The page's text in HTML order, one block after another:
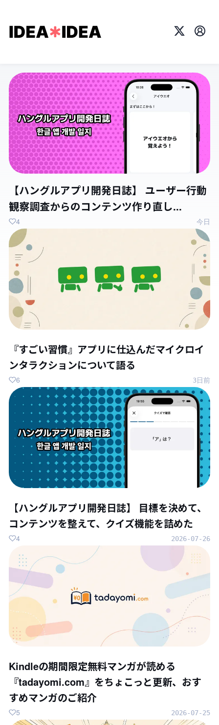
X プロ
【ハングルアプリ開発日誌】 ユーザー行動
観察調査からのコンテンツ作り直し...
今日
4
『すごい習慣』アプリに仕込んだマイクロイ
ンタラクションについて語る
3日前
6
【ハングルアプリ開発日誌】 目標を決めて、
コンテンツを整えて、クイズ機能を詰めた
2026-07-26
4
Kindleの期間限定無料マンガが読める
『tadayomi.com』をちょこっと更新、おす
すめマンガのご紹介
2026-07-25
5